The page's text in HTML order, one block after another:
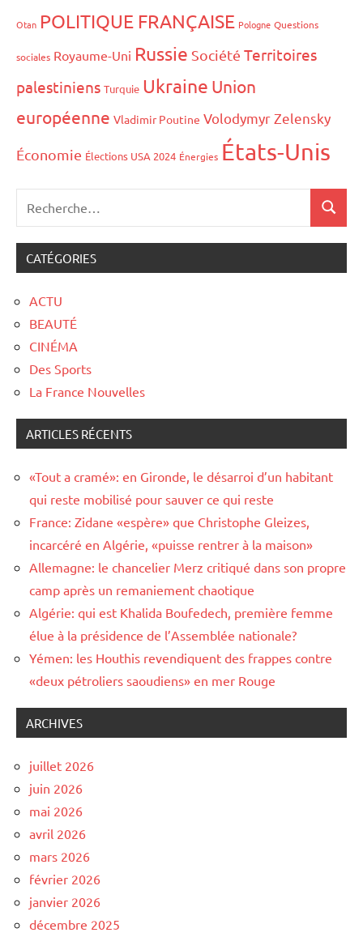
Otan POLITIQUE FRANÇAISE Pologne Questions
sociales Royaume-Uni Russie Société Territoires
palestiniens Turquie Ukraine Union
européenne Vladimir Poutine Volodymyr Zelensky
Économie Élections USA 2024 Énergies États-Unis
CATÉGORIES
ACTU
BEAUTÉ
CINÉMA
Des Sports
La France Nouvelles
ARTICLES RÉCENTS
«Tout a cramé»: en Gironde, le désarroi d’un habitant
qui reste mobilisé pour sauver ce qui reste
France: Zidane «espère» que Christophe Gleizes,
incarcéré en Algérie, «puisse rentrer à la maison»
Allemagne: le chancelier Merz critiqué dans son propre
camp après un remaniement chaotique
Algérie: qui est Khalida Boufedech, première femme
élue à la présidence de l’Assemblée nationale?
Yémen: les Houthis revendiquent des frappes contre
«deux pétroliers saoudiens» en mer Rouge
ARCHIVES
juillet 2026
juin 2026
mai 2026
avril 2026
mars 2026
février 2026
janvier 2026
décembre 2025